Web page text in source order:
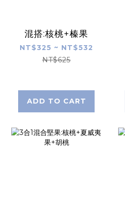
混搭:核桃+榛果
NT$325 ~ NT$532
NT$625
ADD TO CART